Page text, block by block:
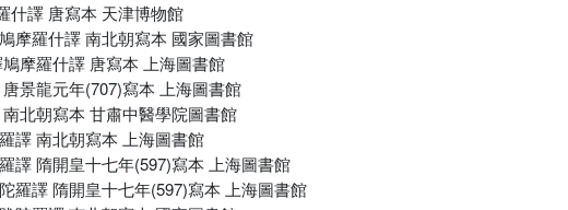
什譯 唐寫本 天津博物館
摩羅什譯 南北朝寫本 國家圖書館
摩羅什譯 唐寫本 上海圖書館
景龍元年(707)寫本 上海圖書館
北朝寫本 甘肅中醫學院圖書館
譯 南北朝寫本 上海圖書館
譯 隋開皇十七年(597)寫本 上海圖書館
羅譯 隋開皇十七年(597)寫本 上海圖書館